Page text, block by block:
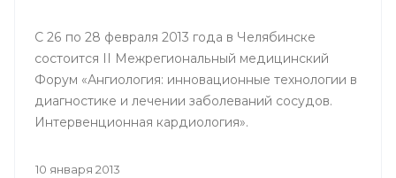
С 26 по 28 февраля 2013 года в Челябинске
состоится II Межрегиональный медицинский
Форум «Ангиология: инновационные технологии в
диагностике и лечении заболеваний сосудов.
Интервенционная кардиология».
10 января 2013